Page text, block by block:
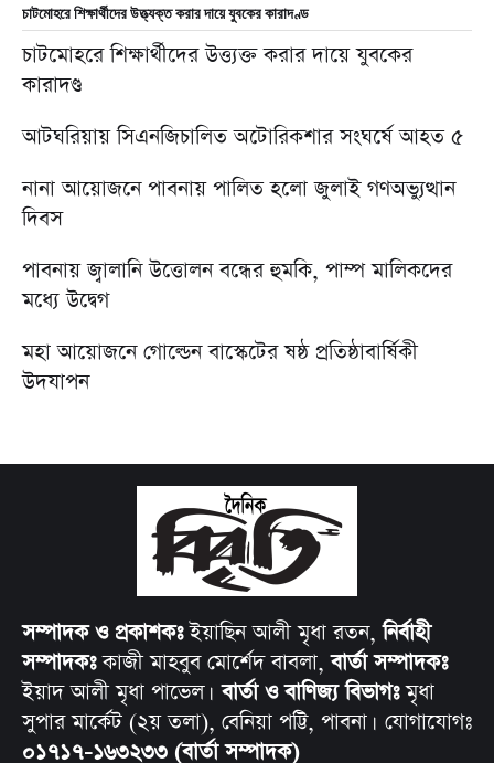
চাটমোহরে শিক্ষার্থীদের উত্ত্যক্ত করার দায়ে যুবকের কারাদণ্ড
চাটমোহরে শিক্ষার্থীদের উত্ত্যক্ত করার দায়ে যুবকের
কারাদণ্ড
আটঘরিয়ায় সিএনজিচালিত অটোরিকশার সংঘর্ষে আহত ৫
নানা আয়োজনে পাবনায় পালিত হলো জুলাই গণঅভ্যুত্থান
দিবস
পাবনায় জ্বালানি উত্তোলন বন্ধের হুমকি, পাম্প মালিকদের
মধ্যে উদ্বেগ
মহা আয়োজনে গোল্ডেন বাস্কেটের ষষ্ঠ প্রতিষ্ঠাবার্ষিকী
উদযাপন
সম্পাদক ও প্রকাশকঃইয়াছিন আলী মৃধা রতন,নির্বাহী
সম্পাদকঃকাজী মাহবুব মোর্শেদ বাবলা,বার্তা সম্পাদকঃ
ইয়াদ আলী মৃধা পাভেল।বার্তা ও বাণিজ্য বিভাগঃমৃধা
সুপার মার্কেট (২য় তলা), বেনিয়া পট্টি, পাবনা। যোগাযোগঃ
০১৭১৭-১৬৩২৩৩ (বার্তা সম্পাদক)